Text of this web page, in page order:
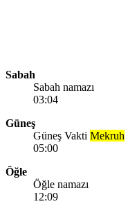
Sabah
Sabah namazı
03:04
Güneş
Güneş Vakti Mekruh
05:00
Öğle
Öğle namazı
12:09